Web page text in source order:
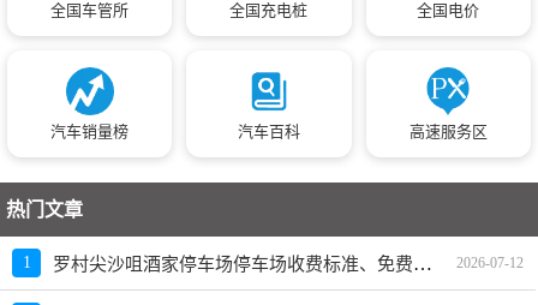
全国车管所 全国充电桩 全国电价
汽车销量榜 汽车百科 高速服务区
热门文章
1 罗村尖沙咀酒家停车场停车场收费标准、免费时长、日租月租信息 2026-07-12